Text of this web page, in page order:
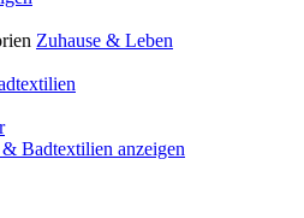
Zuhause & Leben
Badtextilien anzeigen